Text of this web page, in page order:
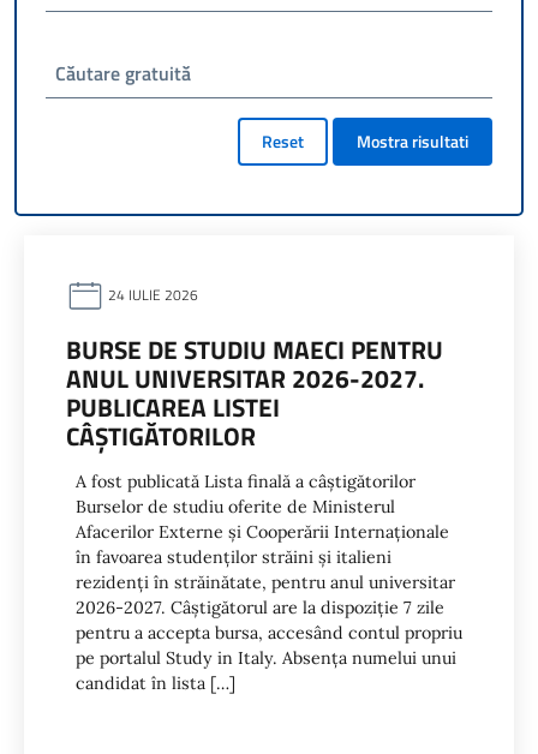
Căutare gratuită
Reset Mostra risultati
24 IULIE 2026
BURSE DE STUDIU MAECI PENTRU
ANUL UNIVERSITAR 2026-2027.
PUBLICAREA LISTEI
CÂȘTIGĂTORILOR
A fost publicată Lista finală a câștigătorilor
Burselor de studiu oferite de Ministerul
Afacerilor Externe și Cooperării Internaționale
în favoarea studenților străini și italieni
rezidenți în străinătate, pentru anul universitar
2026-2027. Câștigătorul are la dispoziție 7 zile
pentru a accepta bursa, accesând contul propriu
pe portalul Study in Italy. Absența numelui unui
candidat în lista […]